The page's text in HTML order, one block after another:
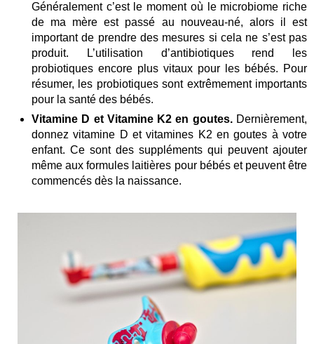
Généralement c’est le moment où le microbiome riche
de ma mère est passé au nouveau-né, alors il est
important de prendre des mesures si cela ne s’est pas
produit. L’utilisation d’antibiotiques rend les
probiotiques encore plus vitaux pour les bébés. Pour
résumer, les probiotiques sont extrêmement importants
pour la santé des bébés.
Vitamine D et Vitamine K2 en goutes. Dernièrement,
donnez vitamine D et vitamines K2 en goutes à votre
enfant. Ce sont des suppléments qui peuvent ajouter
même aux formules laitières pour bébés et peuvent être
commencés dès la naissance.